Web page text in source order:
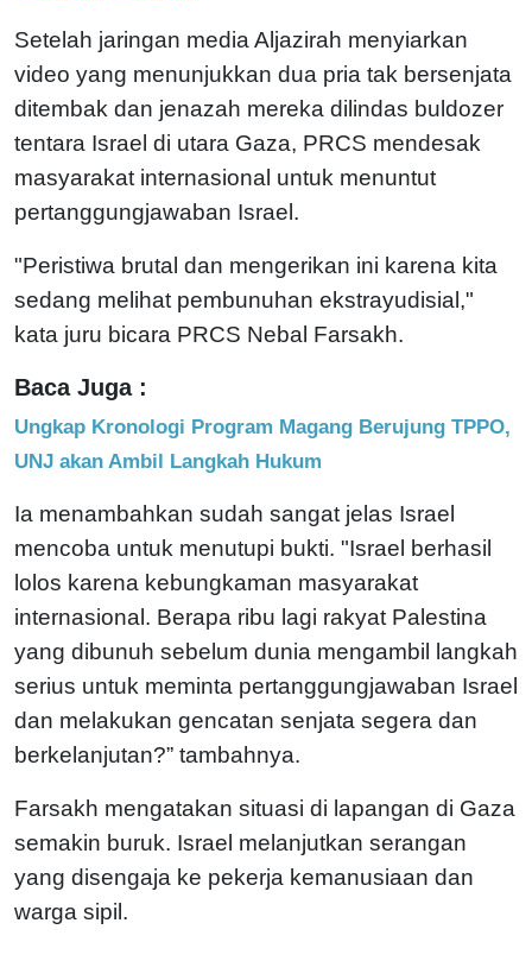
Setelah jaringan media Aljazirah menyiarkan
video yang menunjukkan dua pria tak bersenjata
ditembak dan jenazah mereka dilindas buldozer
tentara Israel di utara Gaza, PRCS mendesak
masyarakat internasional untuk menuntut
pertanggungjawaban Israel.
"Peristiwa brutal dan mengerikan ini karena kita
sedang melihat pembunuhan ekstrayudisial,"
kata juru bicara PRCS Nebal Farsakh.
Baca Juga :
Ungkap Kronologi Program Magang Berujung TPPO,
UNJ akan Ambil Langkah Hukum
Ia menambahkan sudah sangat jelas Israel
mencoba untuk menutupi bukti. "Israel berhasil
lolos karena kebungkaman masyarakat
internasional. Berapa ribu lagi rakyat Palestina
yang dibunuh sebelum dunia mengambil langkah
serius untuk meminta pertanggungjawaban Israel
dan melakukan gencatan senjata segera dan
berkelanjutan?” tambahnya.
Farsakh mengatakan situasi di lapangan di Gaza
semakin buruk. Israel melanjutkan serangan
yang disengaja ke pekerja kemanusiaan dan
warga sipil.